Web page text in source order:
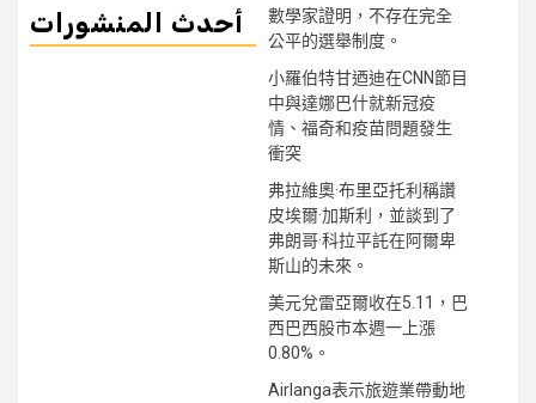
أحدث المنشورات
數學家證明，不存在完全
公平的選舉制度。
小羅伯特甘迺迪在CNN節目
中與達娜巴什就新冠疫
情、福奇和疫苗問題發生
衝突
弗拉維奧·布里亞托利稱讚
皮埃爾·加斯利，並談到了
弗朗哥·科拉平託在阿爾卑
斯山的未來。
美元兌雷亞爾收在5.11，巴
西巴西股市本週一上漲
0.80%。
Airlanga表示旅遊業帶動地